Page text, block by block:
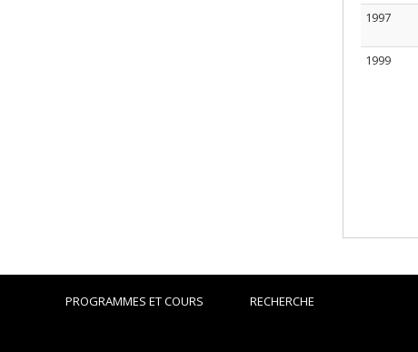
1997
1999
PROGRAMMES ET COURS RECHERCHE